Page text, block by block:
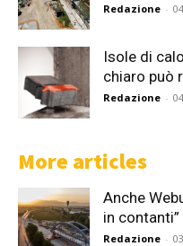
Redazione -
Isole di
chiaro può
Redazione -
More articles
Anche
in contanti”
Redazione -